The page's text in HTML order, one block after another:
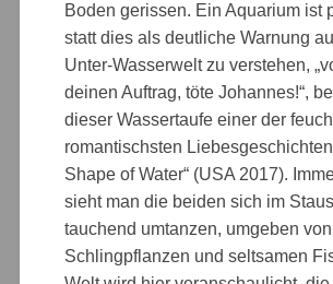
Boden gerissen. Ein Aquarium ist
statt dies als deutliche Warnung
Unter-Wasserwelt zu verstehen,
deinen Auftrag, töte Johannes!“,
dieser Wassertaufe einer der
romantischsten
Shape of Water“ (USA 2017).
sieht man die beiden sich im
tauchend umtanzen, umgeben
Schlingpflanzen und seltsamen